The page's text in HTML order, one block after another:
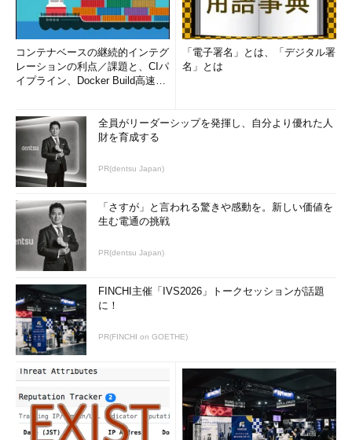
コンテナベースの継続的インテグ
レーションの利点／課題と、CIパ
イプライン、Docker Build高速化
「電子署名」とは、「デジタル署
名」とは
全員がリーダーシップを発揮し、自分より優れた人
財を育成する
PR(dentsu Japan)
「さすが」と言われる驚きや感動を。新しい価値を
生む電通の挑戦
PR(dentsu Japan)
FINCHI主催「IVS2026」トークセッションが話題
に！
PR(FINCHI on GOETHE)